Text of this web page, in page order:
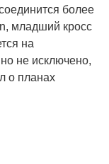
более
младший кросс
на
не исключено,
о планах